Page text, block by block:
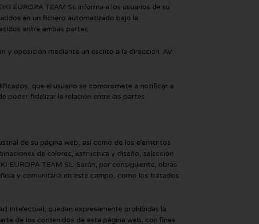
EUROPA TEAM SL informa a los usuarios de su
en un fichero automatizado bajo la
entre ambas partes.
y oposición mediante un escrito a la dirección: AV.
que el usuario se compromete a notificar a
poder fidelizar la relación entre las partes.
de su página web, así como de los elementos
de colores, estructura y diseño, selección
EUROPA TEAM SL. Serán, por consiguiente, obras
y comunitaria en este campo, como los tratados
Intelectual, quedan expresamente prohibidas la
de los contenidos de esta página web, con fines